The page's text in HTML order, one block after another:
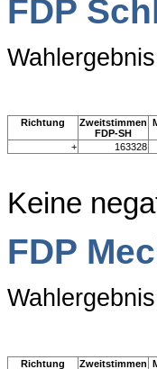
FDP
Richtung
Zweitstimmen
FDP-SH
+ 163328
Keine
FDP
Richtung
Zweitstimmen